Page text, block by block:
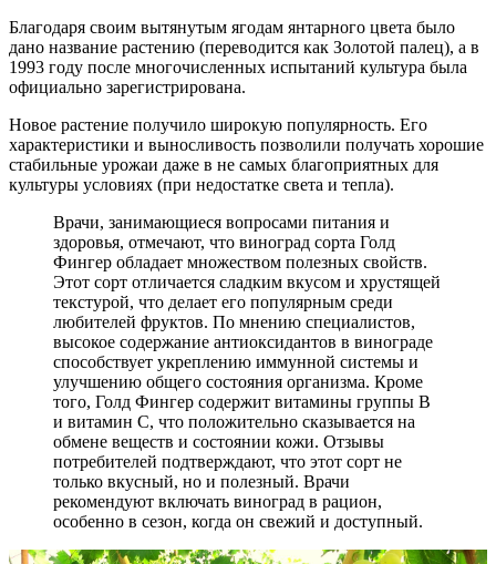
Благодаря своим вытянутым ягодам янтарного цвета было
дано название растению (переводится как Золотой палец), а в
1993 году после многочисленных испытаний культура была
официально зарегистрирована.
Новое растение получило широкую популярность. Его
характеристики и выносливость позволили получать хорошие
стабильные урожаи даже в не самых благоприятных для
культуры условиях (при недостатке света и тепла).
Врачи, занимающиеся вопросами питания и
здоровья, отмечают, что виноград сорта Голд
Фингер обладает множеством полезных свойств.
Этот сорт отличается сладким вкусом и хрустящей
текстурой, что делает его популярным среди
любителей фруктов. По мнению специалистов,
высокое содержание антиоксидантов в винограде
способствует укреплению иммунной системы и
улучшению общего состояния организма. Кроме
того, Голд Фингер содержит витамины группы B
и витамин C, что положительно сказывается на
обмене веществ и состоянии кожи. Отзывы
потребителей подтверждают, что этот сорт не
только вкусный, но и полезный. Врачи
рекомендуют включать виноград в рацион,
особенно в сезон, когда он свежий и доступный.